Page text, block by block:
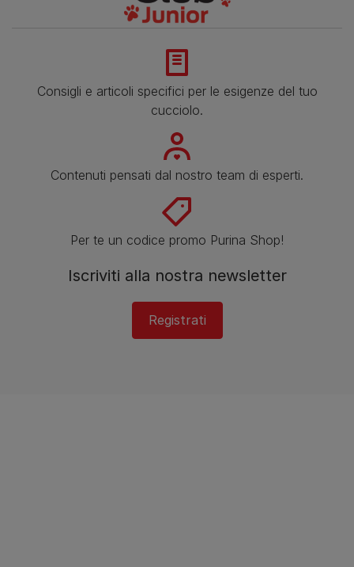
Consigli e articoli specifici per le esigenze del tuo
cucciolo.
Contenuti pensati dal nostro team di esperti.
Per te un codice promo Purina Shop!
Iscriviti alla nostra newsletter
Registrati